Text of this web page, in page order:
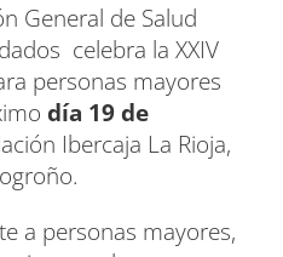
General de Salud
celebra la XXIV
personas mayores
día 19 de
Ibercaja La Rioja,
a personas mayores,